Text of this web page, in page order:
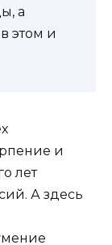
а
этом и
и
лет
А здесь